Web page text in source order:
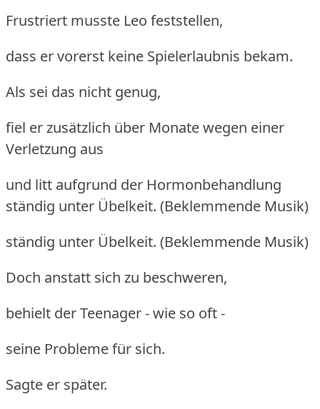
Frustriert musste Leo feststellen,
dass er vorerst keine Spielerlaubnis bekam.
Als sei das nicht genug,
fiel er zusätzlich über Monate wegen einer
Verletzung aus
und litt aufgrund der Hormonbehandlung
ständig unter Übelkeit. (Beklemmende Musik)
ständig unter Übelkeit. (Beklemmende Musik)
Doch anstatt sich zu beschweren,
behielt der Teenager - wie so oft -
seine Probleme für sich.
Sagte er später.